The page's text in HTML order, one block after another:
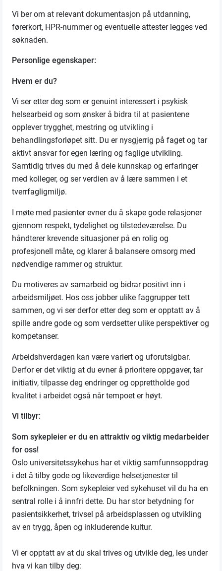
Vi ber om at relevant dokumentasjon på utdanning,
førerkort, HPR-nummer og eventuelle attester legges ved
søknaden.
Personlige egenskaper:
Hvem er du?
Vi ser etter deg som er genuint interessert i psykisk
helsearbeid og som ønsker å bidra til at pasientene
opplever trygghet, mestring og utvikling i
behandlingsforløpet sitt. Du er nysgjerrig på faget og tar
aktivt ansvar for egen læring og faglige utvikling.
Samtidig trives du med å dele kunnskap og erfaringer
med kolleger, og ser verdien av å lære sammen i et
tverrfagligmiljø.
I møte med pasienter evner du å skape gode relasjoner
gjennom respekt, tydelighet og tilstedeværelse. Du
håndterer krevende situasjoner på en rolig og
profesjonell måte, og klarer å balansere omsorg med
nødvendige rammer og struktur.
Du motiveres av samarbeid og bidrar positivt inn i
arbeidsmiljøet. Hos oss jobber ulike faggrupper tett
sammen, og vi ser derfor etter deg som er opptatt av å
spille andre gode og som verdsetter ulike perspektiver og
kompetanser.
Arbeidshverdagen kan være variert og uforutsigbar.
Derfor er det viktig at du evner å prioritere oppgaver, tar
initiativ, tilpasse deg endringer og opprettholde god
kvalitet i arbeidet også når tempoet er høyt.
Vi tilbyr:
Som sykepleier er du en attraktiv og viktig medarbeider
for oss!
Oslo universitetssykehus har et viktig samfunnsoppdrag
i det å tilby gode og likeverdige helsetjenester til
befolkningen. Som sykepleier ved sykehuset vil du ha en
sentral rolle i å innfri dette. Du har stor betydning for
pasientsikkerhet, trivsel på arbeidsplassen og utvikling
av en trygg, åpen og inkluderende kultur.
Vi er opptatt av at du skal trives og utvikle deg, les under
hva vi kan tilby deg: